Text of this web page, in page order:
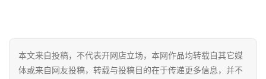
营本文来自投稿，不代表开网店立场，本网作品均转载自其它媒
体或来自网友投稿，转载与投稿目的在于传递更多信息，并不